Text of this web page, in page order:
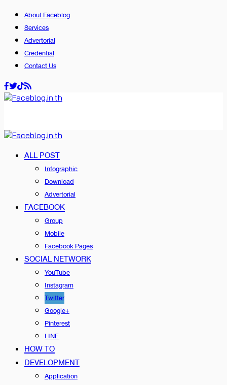
About Faceblog
Services
Advertorial
Credential
Contact Us
ALL POST
Infographic
Download
Advertorial
FACEBOOK
Group
Mobile
Facebook Pages
SOCIAL NETWORK
YouTube
Instagram
Twitter
Google+
Pinterest
LINE
HOW TO
DEVELOPMENT
Application